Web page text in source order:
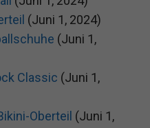
(Juni 1, 2024)
(Juni 1,
Classic (Juni 1,
Oberteil (Juni 1,